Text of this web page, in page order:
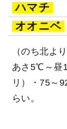
ハマチ
オオニベ
（のち北よ
あさ5℃～昼
リ）・75～
らい。